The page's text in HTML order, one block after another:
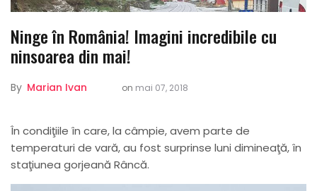
Ninge în România! Imagini incredibile cu
ninsoarea din mai!
By Marian Ivan on mai 07, 2018
În condiţiile în care, la câmpie, avem parte de
temperaturi de vară, au fost surprinse luni dimineaţă, în
staţiunea gorjeană Râncă.